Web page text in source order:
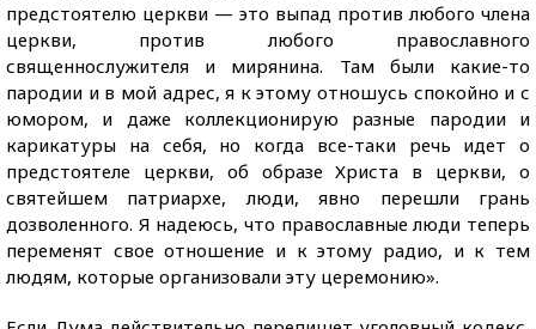
предстоятелю церкви — это выпад против любого члена
церкви, против любого православного
священнослужителя и мирянина. Там были какие-то
пародии и в мой адрес, я к этому отношусь спокойно и с
юмором, и даже коллекционирую разные пародии и
карикатуры на себя, но когда все-таки речь идет о
предстоятеле церкви, об образе Христа в церкви, о
святейшем патриархе, люди, явно перешли грань
дозволенного. Я надеюсь, что православные люди теперь
переменят свое отношение и к этому радио, и к тем
людям, которые организовали эту церемонию».